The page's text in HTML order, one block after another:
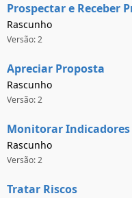
Prospectar e Receber
Rascunho
Versão: 2
Apreciar Proposta
Rascunho
Versão: 2
Monitorar
Rascunho
Versão: 2
Tratar Riscos